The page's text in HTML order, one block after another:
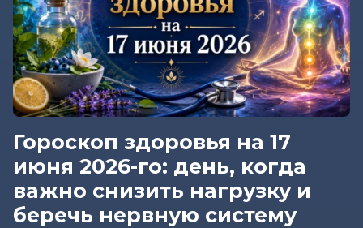
Гороскоп здоровья на 17
июня 2026-го: день, когда
важно снизить нагрузку и
беречь нервную систему